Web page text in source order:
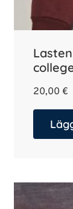
20,00 €